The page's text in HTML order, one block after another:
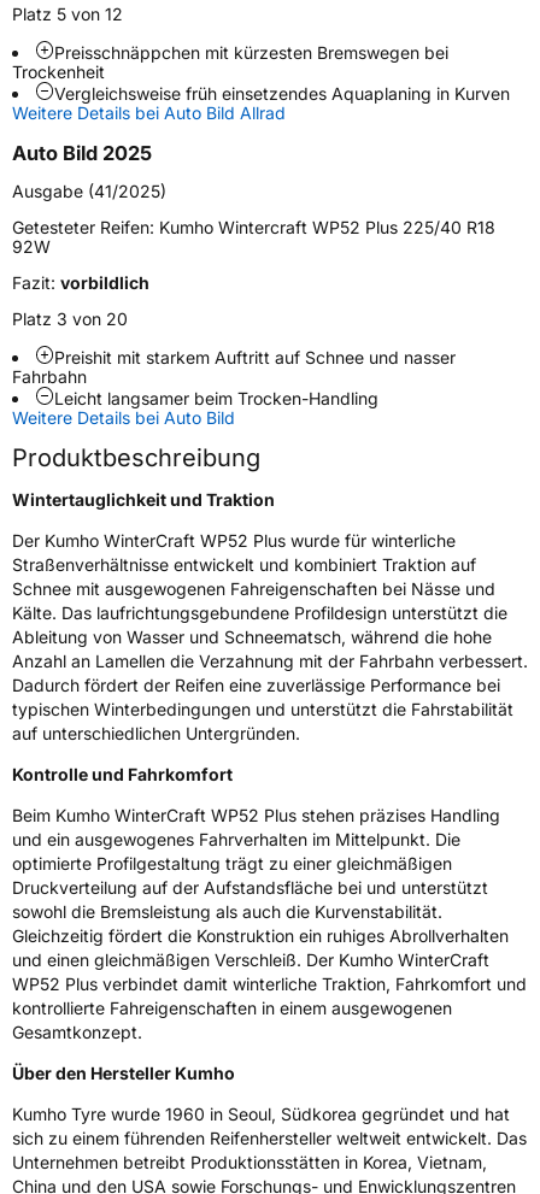
Weitere Eigenschaften
Schlauchtyp TL
Zustand Neureifen
M+SJa
Verstärkt XL
EU Label
NasshaftungB
Rollgeräusch (Klasse)B
Rollgeräusch (dB)
FahrzeugklasseC1
3PMSF / Schneeflockensymbol / Alpine-SymbolJa
EisgripNein
EPREL ID2365785
EUROPE GmbH Strahlenberger Str. 110-112
D-63067 Offenbach Germany, kumhotire.de,
technik@kumhotire.de
Platz 5 von 12
Preisschnäppchen mit kürzesten Bremswegen bei
Trockenheit
Vergleichsweise früh einsetzendes Aquaplaning in Kurven
Weitere Details bei Auto Bild Allrad
Auto Bild 2025
Ausgabe (41/2025)
Getesteter Reifen: Kumho Wintercraft WP52 Plus 225/40 R18
92W
Fazit: vorbildlich
Platz 3 von 20
Preishit mit starkem Auftritt auf Schnee und nasser
Fahrbahn
Leicht langsamer beim Trocken-Handling
Weitere Details bei Auto Bild
Produktbeschreibung
Wintertauglichkeit und Traktion
Der Kumho WinterCraft WP52 Plus wurde für winterliche
Straßenverhältnisse entwickelt und kombiniert Traktion auf
Schnee mit ausgewogenen Fahreigenschaften bei Nässe und
Kälte. Das laufrichtungsgebundene Profildesign unterstützt die
Ableitung von Wasser und Schneematsch, während die hohe
Anzahl an Lamellen die Verzahnung mit der Fahrbahn verbessert.
Dadurch fördert der Reifen eine zuverlässige Performance bei
typischen Winterbedingungen und unterstützt die Fahrstabilität
auf unterschiedlichen Untergründen.
Kontrolle und Fahrkomfort
Beim Kumho WinterCraft WP52 Plus stehen präzises Handling
und ein ausgewogenes Fahrverhalten im Mittelpunkt. Die
optimierte Profilgestaltung trägt zu einer gleichmäßigen
Druckverteilung auf der Aufstandsfläche bei und unterstützt
sowohl die Bremsleistung als auch die Kurvenstabilität.
Gleichzeitig fördert die Konstruktion ein ruhiges Abrollverhalten
und einen gleichmäßigen Verschleiß. Der Kumho WinterCraft
WP52 Plus verbindet damit winterliche Traktion, Fahrkomfort und
kontrollierte Fahreigenschaften in einem ausgewogenen
Gesamtkonzept.
Über den Hersteller Kumho
Kumho Tyre wurde 1960 in Seoul, Südkorea gegründet und hat
sich zu einem führenden Reifenhersteller weltweit entwickelt. Das
Unternehmen betreibt Produktionsstätten in Korea, Vietnam,
China und den USA sowie Forschungs- und Enwicklungszentren